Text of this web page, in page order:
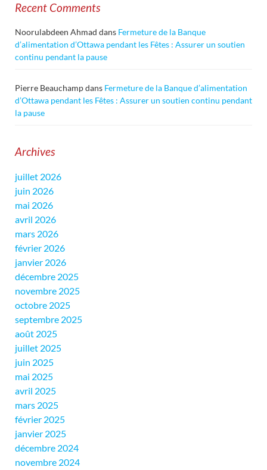
Recent Comments
Noorulabdeen Ahmad dans Fermeture de la Banque
d’alimentation d’Ottawa pendant les Fêtes : Assurer un soutien
continu pendant la pause
Pierre Beauchampdans Fermeture de la Banque d’alimentation
d’Ottawa pendant les Fêtes : Assurer un soutien continu pendant
la pause
Archives
juillet 2026
juin 2026
mai 2026
avril 2026
mars 2026
février 2026
janvier 2026
décembre 2025
novembre 2025
octobre 2025
septembre 2025
août 2025
juillet 2025
juin 2025
mai 2025
avril 2025
mars 2025
février 2025
janvier 2025
décembre 2024
novembre 2024